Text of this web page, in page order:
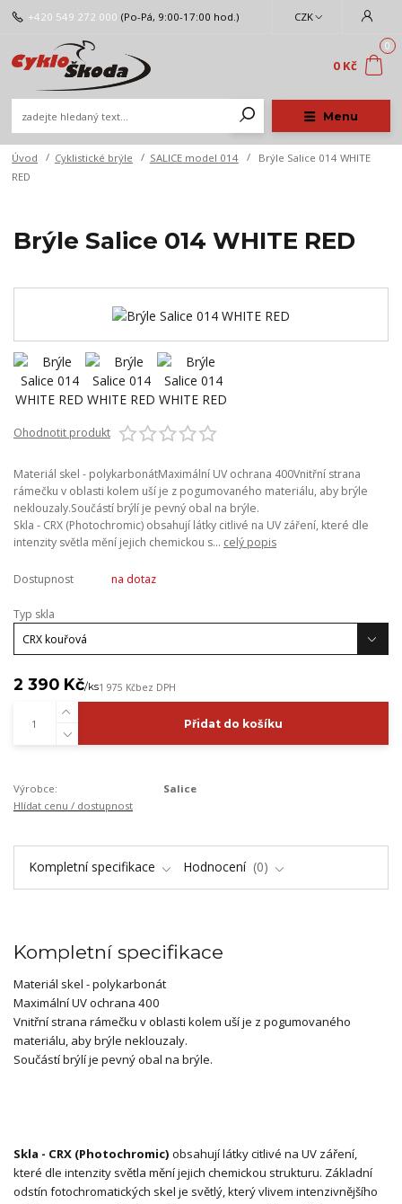
Menu
CZK
+420 549 272 000 (Po-Pá, 9:00-17:00 hod.)
0
0 Kč
Úvod Cyklistické brýle SALICE model 014
Brýle Salice 014 WHITE
RED
Brýle Salice 014 WHITE RED
Ohodnotit produkt
Materiál skel - polykarbonátMaximální UV ochrana 400Vnitřní strana
rámečku v oblasti kolem uší je z pogumovaného materiálu, aby brýle
neklouzaly.Součástí brýlí je pevný obal na brýle.
Skla - CRX (Photochromic) obsahují látky citlivé na UV záření, které dle
intenzity světla mění jejich chemickou s... celý popis
Dostupnost na dotaz
Typ skla
2 390 Kč/ks1 975 Kčbez DPH
Přidat do košíku
Výrobce:
Salice
Hlídat cenu / dostupnost
Kompletní specifikace Hodnocení 0
Kompletní specifikace
Materiál skel - polykarbonát
Maximální UV ochrana 400
Vnitřní strana rámečku v oblasti kolem uší je z pogumovaného
materiálu, aby brýle neklouzaly.
Součástí brýlí je pevný obal na brýle.
Skla - CRX (Photochromic) obsahují látky citlivé na UV záření,
které dle intenzity světla mění jejich chemickou strukturu. Základní
odstín fotochromatických skel je světlý, který vlivem intenzivnějšího